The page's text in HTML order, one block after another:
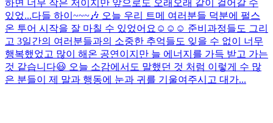
하면 너무 작은 저이지만 앞으로도 오래오래 같이 걸어갈 수
있었...다들 하이~~~🎶 오늘 우리 트메 여러분들 덕분에 펄스
온 투어 시작을 잘 마칠 수 있었어요☺️☺️☺️ 준비과정들도 그리
고 3일간의 여러분들과의 소중한 추억들도 잊을 수 없이 너무
행복했었고 많이 해온 공연이지만 늘 에너지를 가득 받고 가는
것 같습니다😃 오늘 소감에서도 말했던 것 처럼 이렇게 수 많
은 분들이 제 말과 행동에 눈과 귀를 기울여주시고 대가...